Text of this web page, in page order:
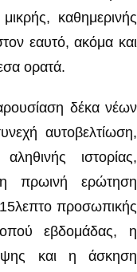
καθημερινής
εαυτό, ακόμα και
ορατά.
δέκα νέων
αυτοβελτίωση,
ιστορίας,
πρωινή ερώτηση
προσωπικής
εβδομάδας, η
και η άσκηση